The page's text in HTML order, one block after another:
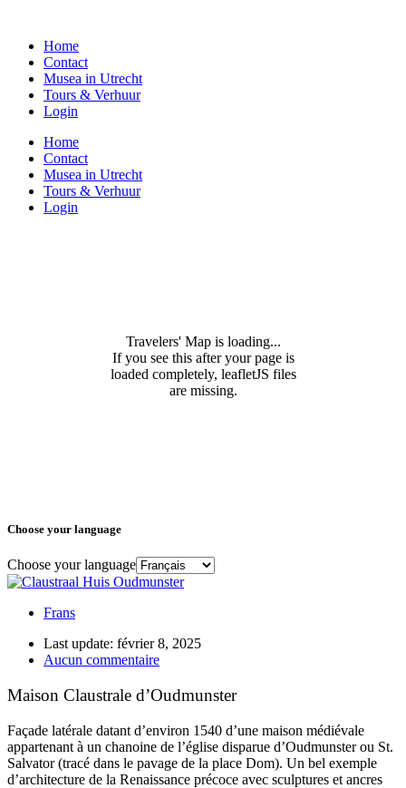
Home
Contact
Musea in Utrecht
Tours & Verhuur
Login
Home
Contact
Musea in Utrecht
Tours & Verhuur
Login
Travelers' Map is loading...
If you see this after your page is
loaded completely, leafletJS files
are missing.
Choose your language
Choose your language
Frans
Last update: février 8, 2025
Aucun commentaire
Maison Claustrale d’Oudmunster
Façade latérale datant d’environ 1540 d’une maison médiévale
appartenant à un chanoine de l’église disparue d’Oudmunster ou St.
Salvator (tracé dans le pavage de la place Dom). Un bel exemple
d’architecture de la Renaissance précoce avec sculptures et ancres